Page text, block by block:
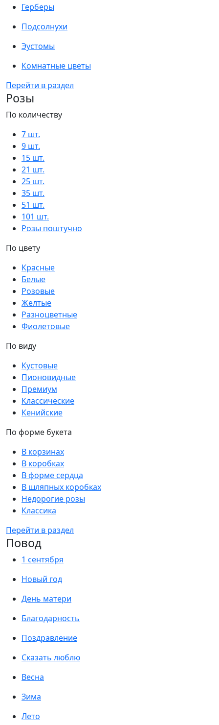
Герберы
Подсолнухи
Эустомы
Комнатные цветы
Перейти в раздел
Розы
По количеству
7 шт.
9 шт.
15 шт.
21 шт.
25 шт.
35 шт.
51 шт.
101 шт.
Розы поштучно
По цвету
Красные
Белые
Розовые
Желтые
Разноцветные
Фиолетовые
По виду
Кустовые
Пионовидные
Премиум
Классические
Кенийские
По форме букета
В корзинах
В коробках
В форме сердца
В шляпных коробках
Недорогие розы
Классика
Перейти в раздел
Повод
1 сентября
Новый год
День матери
Благодарность
Поздравление
Сказать люблю
Весна
Зима
Лето